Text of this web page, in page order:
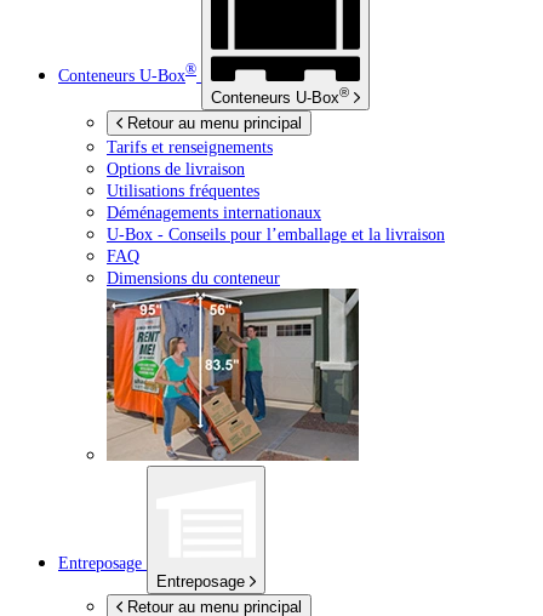
Conteneurs U-Box®
Conteneurs U-Box®
Retour au menu principal
Tarifs et renseignements
Options de livraison
Utilisations fréquentes
Déménagements internationaux
U-Box - Conseils pour l’emballage et la livraison
FAQ
Dimensions du conteneur
Entreposage
Entreposage
Retour au menu principal